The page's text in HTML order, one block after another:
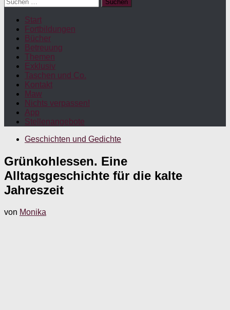
nach:
Start
Fortbildungen
Bücher
Betreuung
Themen
Exklusiv
Taschen und Co.
Kontakt
Maw
Nichts verpassen!
App
Stellenangebote
Geschichten und Gedichte
Grünkohlessen. Eine
Alltagsgeschichte für die kalte
Jahreszeit
von Monika